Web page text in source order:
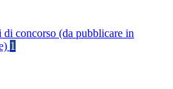
di concorso (da pubblicare in
1